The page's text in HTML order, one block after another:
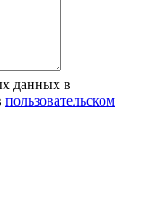
данных в
пользовательском